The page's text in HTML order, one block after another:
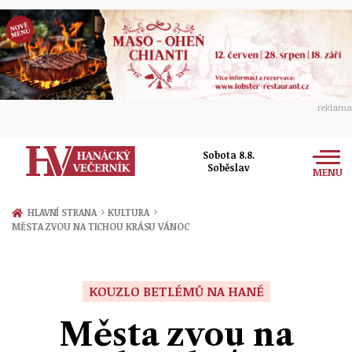
reklama
Sobota 8.8.
Soběslav
MENU
Zprávy
Ekonomika
HLAVNÍ STRANA › KULTURA ›
MĚSTA ZVOU NA TICHOU KRÁSU VÁNOC
KOUZLO BETLÉMŮ NA HANÉ
Města zvou na